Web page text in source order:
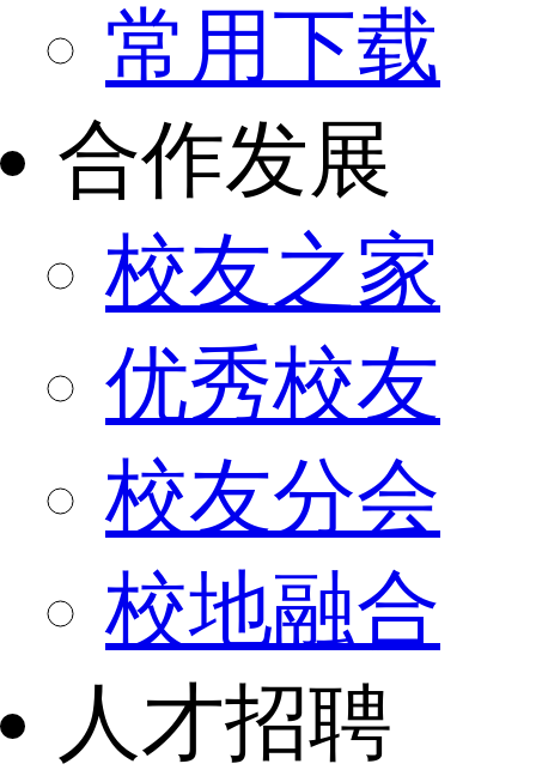
常用下载
合作发展
校友之家
优秀校友
校友分会
校地融合
人才招聘